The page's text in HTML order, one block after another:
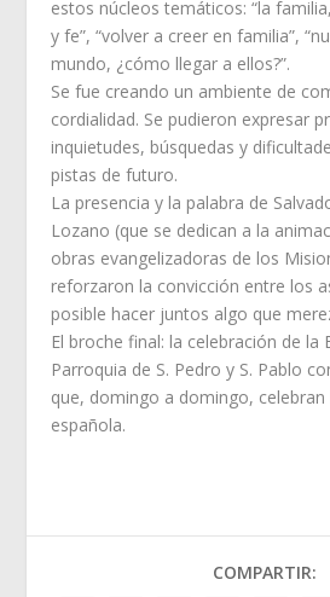
estos núcleos temáticos: “la
y fe”, “volver a creer en familia”,
mundo, ¿cómo llegar a ellos?”.
Se fue creando un ambiente de
cordialidad. Se pudieron expresar
inquietudes, búsquedas y
pistas de futuro.
La presencia y la palabra de
Lozano (que se dedican a la
obras evangelizadoras de los
reforzaron la convicción entre los
posible hacer juntos algo que
El broche final: la celebración de la
Parroquia de S. Pedro y S. Pablo
que, domingo a domingo, celebran
española.
COMPARTIR: